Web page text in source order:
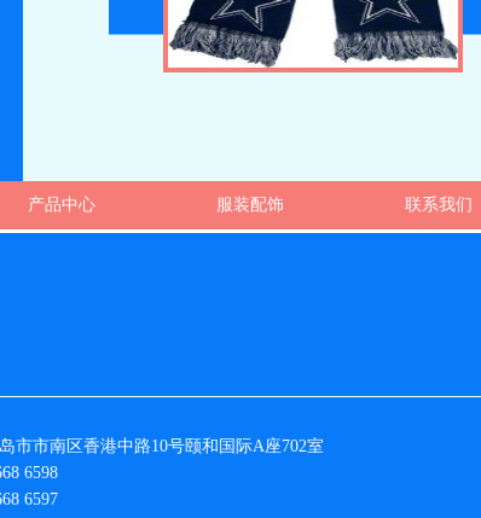
产品中心 服装配饰 联系我们
市市南区香港中路10号颐和国际A座702室
6598
6597